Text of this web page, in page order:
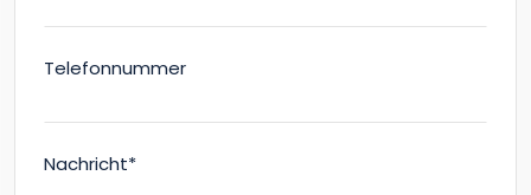
Telefonnummer
Nachricht*